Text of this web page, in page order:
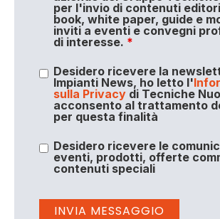
per l'invio di contenuti
book, white paper, guide e
inviti a eventi e convegni
di interesse. *
Desidero ricevere la
Impianti News, ho letto l'
sulla Privacydi Tecniche
acconsento al trattamento
per questa finalità
Desidero ricevere le
eventi, prodotti, offerte
contenuti speciali